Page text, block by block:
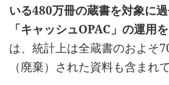
いる480万冊の蔵書を対象に
「キャッシュOPAC」の運用
は、統計上は全蔵書のおよそ
（廃棄）された資料も含まれ